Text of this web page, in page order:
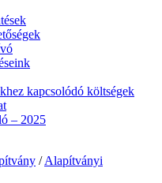
kapcsolódó költségek
– 2025
/ Alapítványi